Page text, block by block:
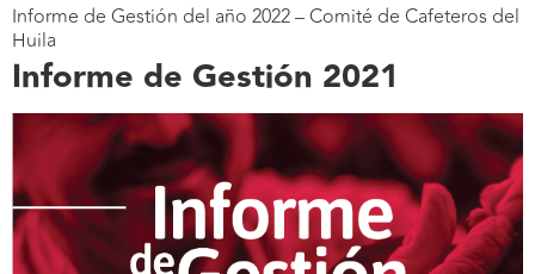
Informe de Gestión del año 2022 – Comité de Cafeteros del
Huila
Informe de Gestión 2021